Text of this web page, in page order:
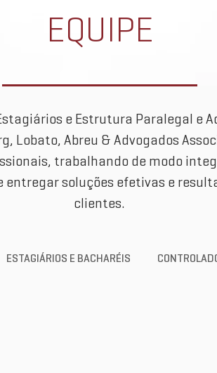
EQUIPE
e Estrutura Paralegal e
Lobato, Abreu & Advogados
trabalhando de modo
entregar soluções efetivas e
clientes.
ESTAGIÁRIOS E BACHARÉIS